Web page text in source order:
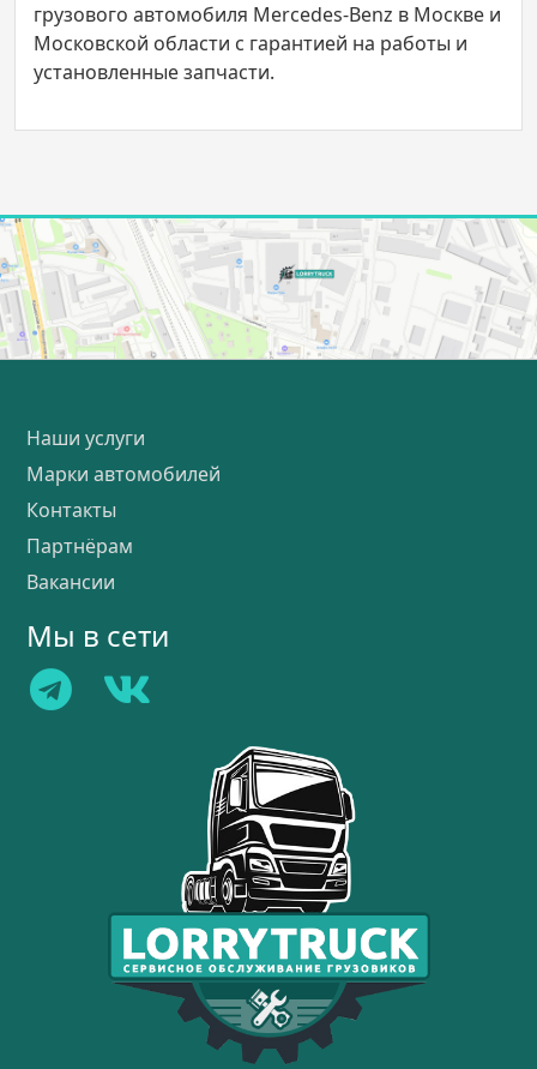
грузового автомобиля Mercedes-Benz в Москве и
Московской области с гарантией на работы и
установленные запчасти.
Наши услуги
Марки автомобилей
Контакты
Партнёрам
Вакансии
Мы в сети